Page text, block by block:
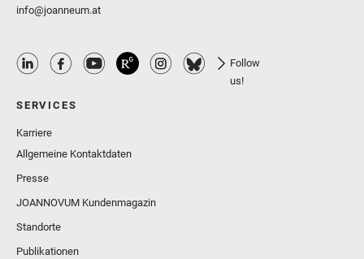
info@joanneum.at
Follow
us!
SERVICES
Karriere
Allgemeine Kontaktdaten
Presse
JOANNOVUM Kundenmagazin
Standorte
Publikationen